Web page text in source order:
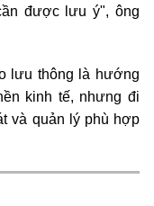
được lưu ý", ông
lưu thông là hướng
kinh tế, nhưng đi
và quản lý phù hợp